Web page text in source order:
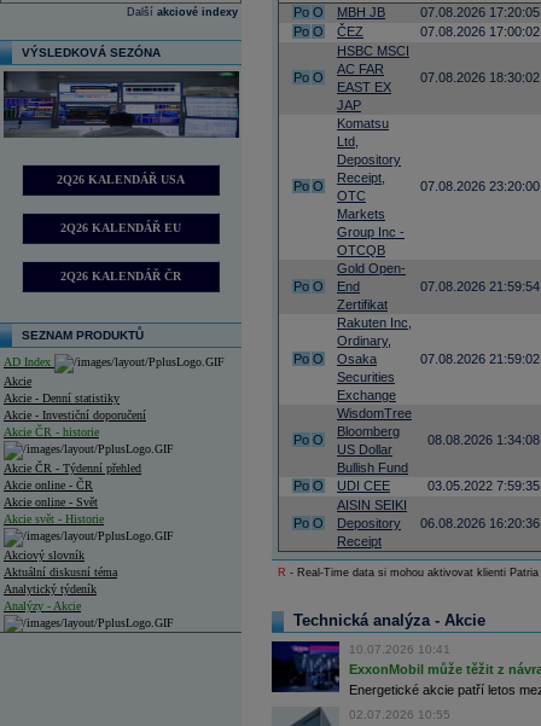
Další akciové indexy
VÝSLEDKOVÁ SEZÓNA
2Q26 KALENDÁŘ USA
2Q26 KALENDÁŘ EU
2Q26 KALENDÁŘ ČR
SEZNAM PRODUKTŮ
AD Index
Akcie
Akcie - Denní statistiky
Akcie - Investiční doporučení
Akcie ČR - historie
Akcie ČR - Týdenní přehled
Akcie online - ČR
Akcie online - Svět
Akcie svět - Historie
Akciový slovník
Aktuální diskusní téma
Analytický týdeník
Analýzy - Akcie
Po O MBH JB
07.08.2026 17:20:05
Po O ČEZ 07.08.2026 17:00:02
Po O
HSBC MSCI
AC FAR
EAST EX
JAP
07.08.2026 18:30:02
Po O
Komatsu
Ltd,
Depository
Receipt,
OTC
Markets
Group Inc -
OTCQB
07.08.2026 23:20:00
Po O
Gold Open-
End
Zertifikat
07.08.2026 21:59:54
Po O
Rakuten Inc,
Ordinary,
Osaka
Securities
Exchange
07.08.2026 21:59:02
Po O
WisdomTree
Bloomberg
US Dollar
Bullish Fund
08.08.2026 1:34:08
Po O UDI CEE 03.05.2022 7:59:35
Po O
AISIN SEIKI
Depository
Receipt
06.08.2026 16:20:36
R - Real-Time data si mohou aktivovat klienti
Technická analýza - Akcie
10.07.2026 10:41
ExxonMobil může těžit z
Energetické akcie patří letos
02.07.2026 10:55